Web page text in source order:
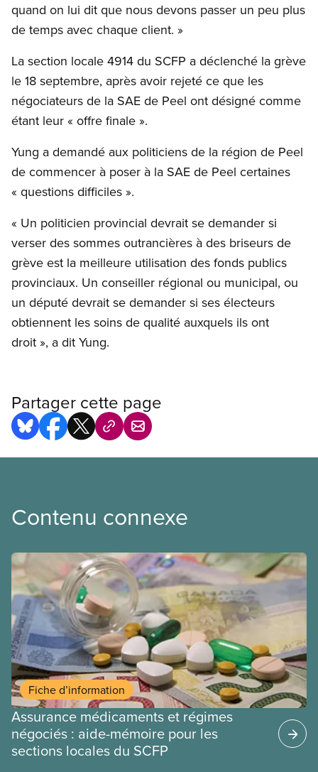
quand on lui dit que nous devons passer un peu plus
de temps avec chaque client. »
La section locale 4914 du SCFP a déclenché la grève
le 18 septembre, après avoir rejeté ce que les
négociateurs de la SAE de Peel ont désigné comme
étant leur « offre finale ».
Yung a demandé aux politiciens de la région de Peel
de commencer à poser à la SAE de Peel certaines
« questions difficiles ».
« Un politicien provincial devrait se demander si
verser des sommes outrancières à des briseurs de
grève est la meilleure utilisation des fonds publics
provinciaux. Un conseiller régional ou municipal, ou
un député devrait se demander si ses électeurs
obtiennent les soins de qualité auxquels ils ont
droit », a dit Yung.
Partager cette page
Contenu connexe
Fiche d’information
Assurance médicaments et régimes
négociés : aide-mémoire pour les
sections locales du SCFP